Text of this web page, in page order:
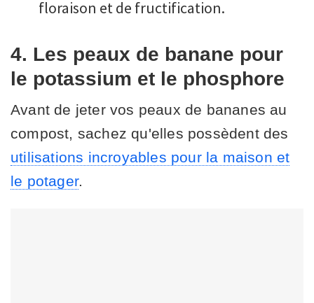
floraison et de fructification.
4. Les peaux de banane pour
le potassium et le phosphore
Avant de jeter vos peaux de bananes au
compost, sachez qu'elles possèdent des
utilisations incroyables pour la maison et
le potager.